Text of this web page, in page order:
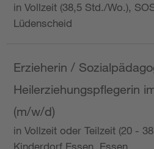
in Vollzeit (38,5 Std./Wo.),
Lüdenscheid
Erzieherin /
Heilerziehungspflegerin
(m/w/d)
in Vollzeit oder Teilzeit (20 -
Kinderdorf Essen, Essen